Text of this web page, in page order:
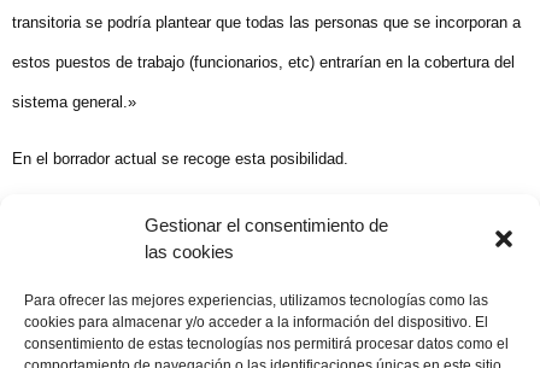
Gestionar el consentimiento de
las cookies
Para ofrecer las mejores experiencias, utilizamos tecnologías como las
cookies para almacenar y/o acceder a la información del dispositivo. El
consentimiento de estas tecnologías nos permitirá procesar datos como el
transitoria se podría plantear que todas las personas que se incorporan a
estos puestos de trabajo (funcionarios, etc) entrarían en la cobertura del
sistema general.»
En el borrador actual se recoge esta posibilidad.
TODAS LAS PROPUESTAS DE LA FADSP PARA EL PACTO POR LA SANIDAD
Compartir publicación